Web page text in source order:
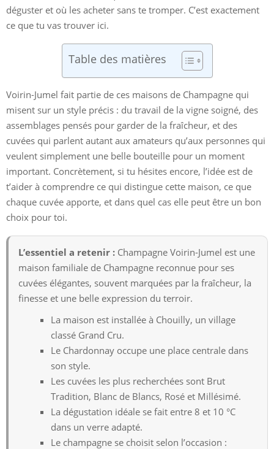
déguster et où les acheter sans te tromper. C’est exactement
ce que tu vas trouver ici.
Table des matières
Voirin-Jumel fait partie de ces maisons de Champagne qui
misent sur un style précis : du travail de la vigne soigné, des
assemblages pensés pour garder de la fraîcheur, et des
cuvées qui parlent autant aux amateurs qu’aux personnes qui
veulent simplement une belle bouteille pour un moment
important. Concrètement, si tu hésites encore, l’idée est de
t’aider à comprendre ce qui distingue cette maison, ce que
chaque cuvée apporte, et dans quel cas elle peut être un bon
choix pour toi.
L’essentiel a retenir : Champagne Voirin-Jumel est une
maison familiale de Champagne reconnue pour ses
cuvées élégantes, souvent marquées par la fraîcheur, la
finesse et une belle expression du terroir.
La maison est installée à Chouilly, un village
classé Grand Cru.
Le Chardonnay occupe une place centrale dans
son style.
Les cuvées les plus recherchées sont Brut
Tradition, Blanc de Blancs, Rosé et Millésimé.
La dégustation idéale se fait entre 8 et 10 °C
dans un verre adapté.
Le champagne se choisit selon l’occasion :